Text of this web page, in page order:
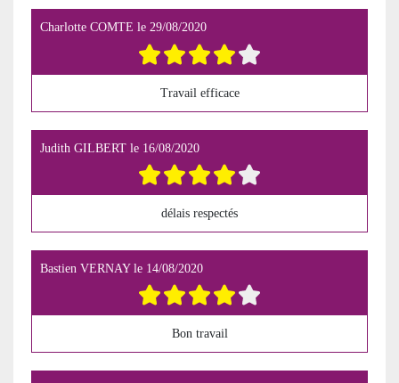
Charlotte COMTE le 29/08/2020
Travail efficace
Judith GILBERT le 16/08/2020
délais respectés
Bastien VERNAYle 14/08/2020
Bon travail